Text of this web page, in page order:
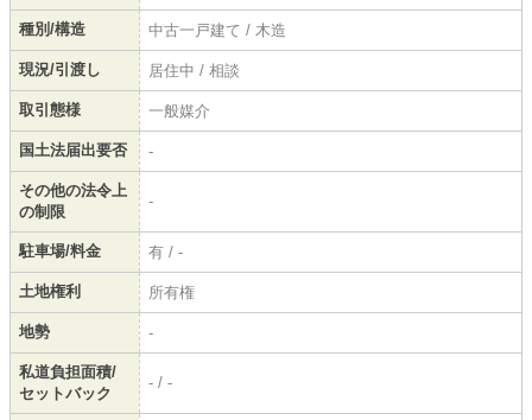
種別/構造 中古一戸建て / 木造
現況/引渡し 居住中 / 相談
取引態様 一般媒介
国土法届出要否 -
その他の法令上
の制限
-
駐車場/料金 有 / -
土地権利 所有権
地勢 -
私道負担面積/
セットバック
- / -